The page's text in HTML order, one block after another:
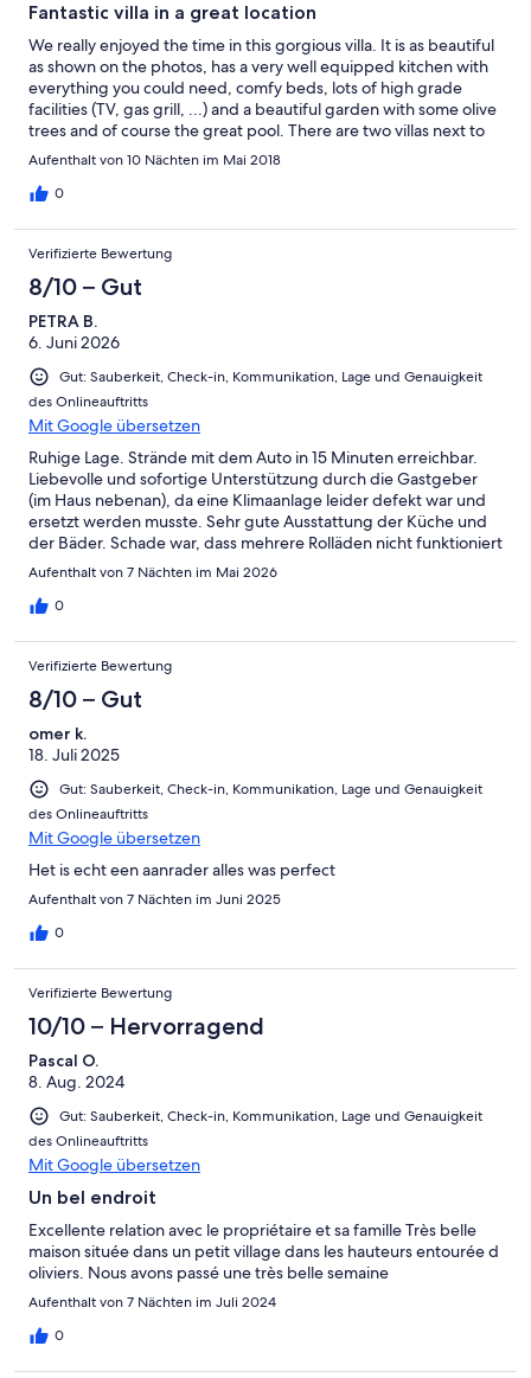
Fantastic villa in a great location
We really enjoyed the time in this gorgious villa. It is as beautiful
as shown on the photos, has a very well equipped kitchen with
everything you could need, comfy beds, lots of high grade
facilities (TV, gas grill, ...) and a beautiful garden with some olive
trees and of course the great pool. There are two villas next to
each other, but you do hardly notice the neighbours, as the pool
and helpful and gave us lots of information and
Thanks a lot, Dimitra! The great Falassarna beach is a short drive
away and there is a bakery and 2 small supermarkets at about 1.5
km and the next tavern not much further, but you will surely
need a car, as the region is rural with lots of olive trees, which
makes it very calm and relaxing.
Aufenthalt von 10 Nächten im Mai 2018
0
Verifizierte Bewertung
8/10 – Gut
PETRA B.
6. Juni 2026
Gut: Sauberkeit, Check-in, Kommunikation, Lage und Genauigkeit
des Onlineauftritts
Mit Google übersetzen
Ruhige Lage. Strände mit dem Auto in 15 Minuten erreichbar.
Liebevolle und sofortige Unterstützung durch die Gastgeber
(im Haus nebenan), da eine Klimaanlage leider defekt war und
ersetzt werden musste. Sehr gute Ausstattung der Küche und
der Bäder. Schade war, dass mehrere Rolläden nicht funktioniert
haben und man somit auch einen Schlafbereich nicht
weich und kuschelig. Ein Parkplatz ist direkt am Haus.
Aufenthalt von 7 Nächten im Mai 2026
0
Verifizierte Bewertung
8/10 – Gut
omer k.
18. Juli 2025
Gut: Sauberkeit, Check-in, Kommunikation, Lage und Genauigkeit
des Onlineauftritts
Mit Google übersetzen
Het is echt een aanrader alles was perfect
Aufenthalt von 7 Nächten im Juni 2025
0
Verifizierte Bewertung
10/10 – Hervorragend
Pascal O.
8. Aug. 2024
Gut: Sauberkeit, Check-in, Kommunikation, Lage und Genauigkeit
des Onlineauftritts
Mit Google übersetzen
Un bel endroit
Excellente relation avec le propriétaire et sa famille Très belle
maison située dans un petit village dans les hauteurs entourée d
oliviers. Nous avons passé une très belle semaine
Aufenthalt von 7 Nächten im Juli 2024
0